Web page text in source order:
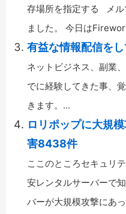
存場所を指定する メル
ました。 今日は
有益な情報配信を
ネットビジネス、副業
でに経験してきた事、
きます。...
ロリポップに大規
害8438件
ここのところセキュリ
安レンタルサーバーで
バーが大規模攻撃にあ